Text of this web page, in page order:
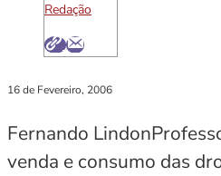
Redação
16 de Fevereiro, 2006
Fernando
venda e consumo das